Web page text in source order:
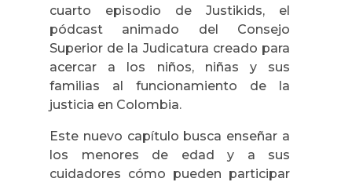
cuarto episodio de Justikids, el
pódcast animado del Consejo
Superior de la Judicatura creado para
acercar a los niños, niñas y sus
familias al funcionamiento de la
justicia en Colombia.
Este nuevo capítulo busca enseñar a
los menores de edad y a sus
cuidadores cómo pueden participar